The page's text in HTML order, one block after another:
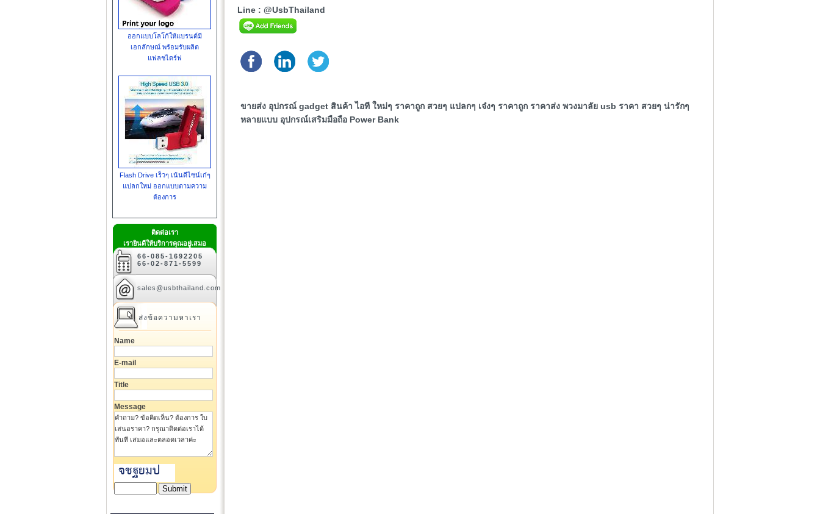
Line : @UsbThailand
ขายส่ง อุปกรณ์ gadget สินค้า ไอที ใหม่ๆ ราคาถูก สวยๆ แปลกๆ เจ๋งๆ ราคาถูก ราคาส่ง พวงมาลัย usb ราคา สวยๆ น่ารักๆ
หลายแบบ อุปกรณ์เสริมมือถือ Power Bank
ออกแบบโลโก้ให้แบรนด์มี
เอกลักษณ์ พร้อมรับผลิต
แฟลชไดร์ฟ
Flash Drive เร็วๆ เน้นดีไซน์เก๋ๆ
แปลกใหม่ ออกแบบตามความ
ต้องการ
ติดต่อเรา
เรายินดีให้บริการคุณอยู่เสมอ
66-085-1692205
66-02-871-5599
sales@usbthailand.com
ส่งข้อความหาเรา
Name
E-mail
Title
Message